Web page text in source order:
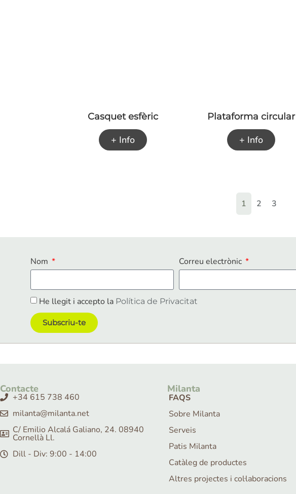
Casquet esfèric
+ Info
Plataforma circular
+ Info
1 2 3
Nom Correu electrònic
He llegit i accepto la Política de Privacitat
Subscriu-te
Contacte
+34 615 738 460
milanta@milanta.net
C/ Emilio Alcalá Galiano, 24. 08940
Cornellà Ll.
Dill - Div: 9:00 - 14:00
Milanta
FAQS
Sobre Milanta
Serveis
Patis Milanta
Catàleg de productes
Altres projectes i col·laboracions